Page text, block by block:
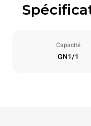
Capacité
GN1/1